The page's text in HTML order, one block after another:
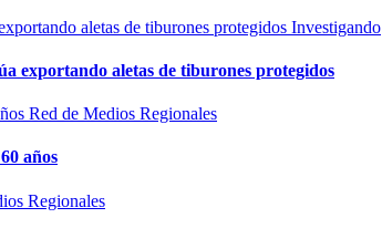
Investigando
exportando aletas de tiburones protegidos
Red de Medios Regionales
años
Regionales